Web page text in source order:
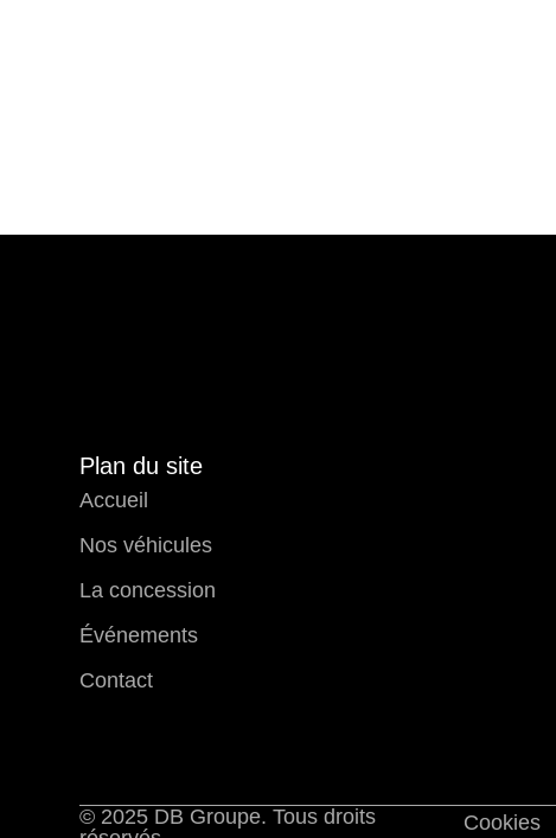
Plan du site
Accueil
Nos véhicules
La concession
Événements
Contact
© 2025 DB Groupe. Tous droits
Cookies